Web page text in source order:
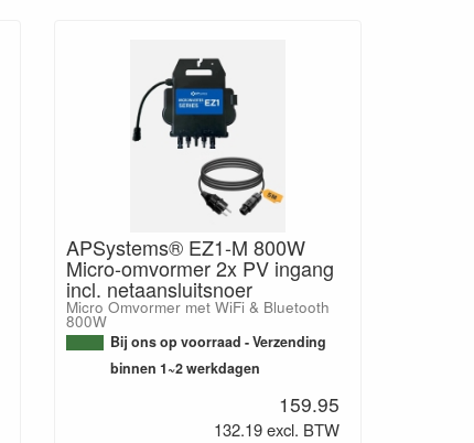
APSystems® EZ1-M 800W
Micro-omvormer 2x PV ingang
incl. netaansluitsnoer
Micro Omvormer met WiFi & Bluetooth
800W
Bij ons op voorraad - Verzending
binnen 1~2 werkdagen
159.95
132.19 excl. BTW